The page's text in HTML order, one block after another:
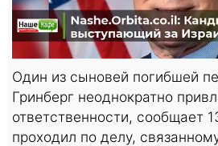
Один из сыновей погибшей
Гринберг неоднократно
ответственности, сообщает
проходил по делу,